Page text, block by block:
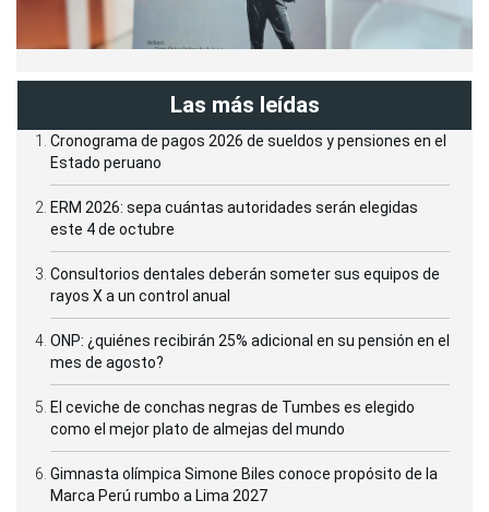
Las más leídas
Cronograma de pagos 2026 de sueldos y pensiones en el
Estado peruano
ERM 2026: sepa cuántas autoridades serán elegidas
este 4 de octubre
Consultorios dentales deberán someter sus equipos de
rayos X a un control anual
ONP: ¿quiénes recibirán 25% adicional en su pensión en el
mes de agosto?
El ceviche de conchas negras de Tumbes es elegido
como el mejor plato de almejas del mundo
Gimnasta olímpica Simone Biles conoce propósito de la
Marca Perú rumbo a Lima 2027